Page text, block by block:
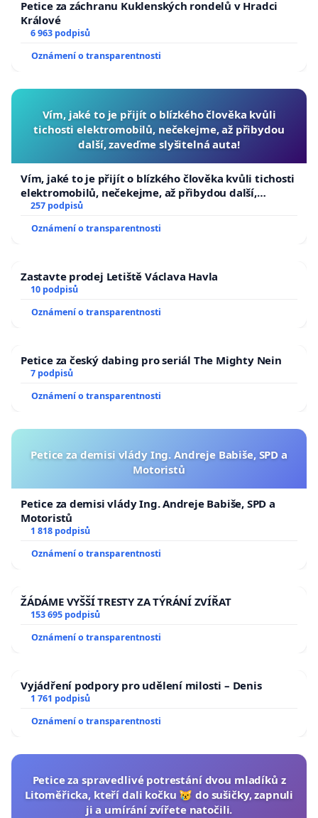
Petice za záchranu Kuklenských rondelů v Hradci
Králové
6 963 podpisů
Oznámení o transparentnosti
Vím, jaké to je přijít o blízkého člověka kvůli
tichosti elektromobilů, nečekejme, až přibydou
další, zaveďme slyšitelná auta!
Vím, jaké to je přijít o blízkého člověka kvůli tichosti
elektromobilů, nečekejme, až přibydou další,
zaveďme slyšitelná auta!
257 podpisů
Oznámení o transparentnosti
Zastavte prodej Letiště Václava Havla
10 podpisů
Oznámení o transparentnosti
Petice za český dabing pro seriál The Mighty Nein
7 podpisů
Oznámení o transparentnosti
Petice za demisi vlády Ing. Andreje Babiše, SPD a
Motoristů
Petice za demisi vlády Ing. Andreje Babiše, SPD a
Motoristů
1 818 podpisů
Oznámení o transparentnosti
ŽÁDÁME VYŠŠÍ TRESTY ZA TÝRÁNÍ ZVÍŘAT
153 695 podpisů
Oznámení o transparentnosti
Vyjádření podpory pro udělení milosti – Denis
1 761 podpisů
Oznámení o transparentnosti
Petice za spravedlivé potrestání dvou mladíků z
Litoměřicka, kteří dali kočku 😿 do sušičky, zapnuli
ji a umírání zvířete natočili.